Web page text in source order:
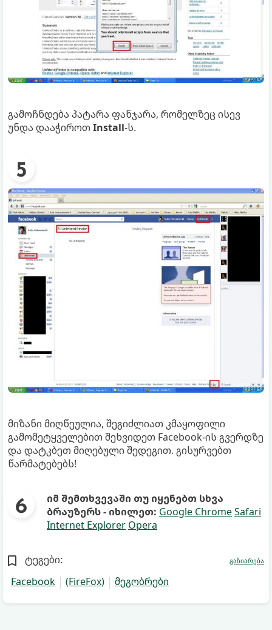
გამოჩნდება პატარა ფანჯარა, რომელზეც ისევ
უნდა დააჭიროთ Install-ს.
მიზანი მიღწეულია, შეგიძლიათ კმაყოფილი
გამომეტყველებით შეხვიდეთ Facebook-ის გვერდზე
და დატკბეთ მიღებული შედეგით. გისურვებთ
წარმატებებს!
იმ შემთხვევაში თუ იყენებთ სხვა
ბრაუზერს - იხილეთ: Google ChromeSafari
Internet Explorer Opera
ტეგები:
Facebook
(FireFox) მეგობრები
გაზიარება